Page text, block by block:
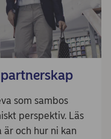
som sambos
perspektiv. Läs
är och hur ni kan